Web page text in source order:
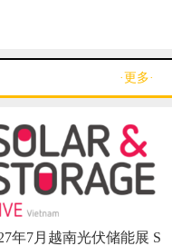
·更多·
年7月越南光伏储能展 S